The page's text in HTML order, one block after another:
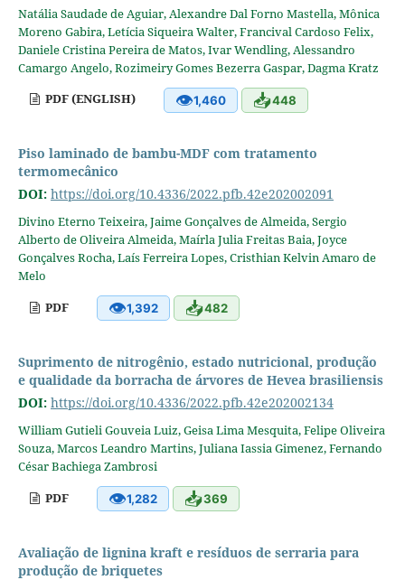
Natália Saudade de Aguiar, Alexandre Dal Forno Mastella, Mônica
Moreno Gabira, Letícia Siqueira Walter, Francival Cardoso Felix,
Daniele Cristina Pereira de Matos, Ivar Wendling, Alessandro
Camargo Angelo, Rozimeiry Gomes Bezerra Gaspar, Dagma Kratz
PDF (ENGLISH)
👁1,460 📥448
Piso laminado de bambu-MDF com tratamento
termomecânico
DOI: https://doi.org/10.4336/2022.pfb.42e202002091
Divino Eterno Teixeira, Jaime Gonçalves de Almeida, Sergio
Alberto de Oliveira Almeida, Maírla Julia Freitas Baia, Joyce
Gonçalves Rocha, Laís Ferreira Lopes, Cristhian Kelvin Amaro de
Melo
PDF
👁1,392 📥482
Suprimento de nitrogênio, estado nutricional, produção
e qualidade da borracha de árvores de Hevea brasiliensis
DOI: https://doi.org/10.4336/2022.pfb.42e202002134
William Gutieli Gouveia Luiz, Geisa Lima Mesquita, Felipe Oliveira
Souza, Marcos Leandro Martins, Juliana Iassia Gimenez, Fernando
César Bachiega Zambrosi
PDF
👁1,282 📥369
Avaliação de lignina kraft e resíduos de serraria para
produção de briquetes